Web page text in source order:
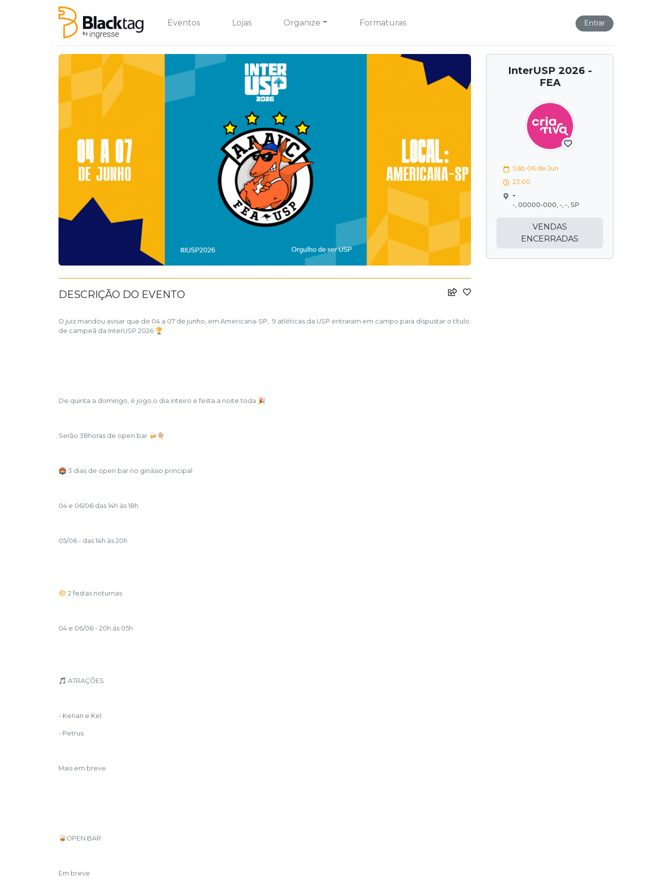
Eventos Lojas Organize Formaturas Entrar
InterUSP 2026 -
FEA
Sáb 06 de Jun
23:00
-
-, 00000-000, -, -, SP
VENDAS
ENCERRADAS
DESCRIÇÃO DO EVENTO
O juiz mandou avisar que de 04 a 07 de junho, em Americana-SP, 9 atléticas da USP entraram em campo para dispustar o título
de campeã da InterUSP 2026 🏆
De quinta a domingo, é jogo o dia inteiro e festa a noite toda 🎉
Serão 38horas de open bar 🍻👇🏼
🏟️ 3 dias de open bar no ginásio principal
04 e 06/06 das 14h às 18h
05/06 - das 14h às 20h
🌕 2 festas noturnas
04 e 06/06 - 20h às 05h
🎵 ATRAÇÕES
- Kenan e Kel
- Petrus
Mais em breve
🥃OPEN BAR
Em breve